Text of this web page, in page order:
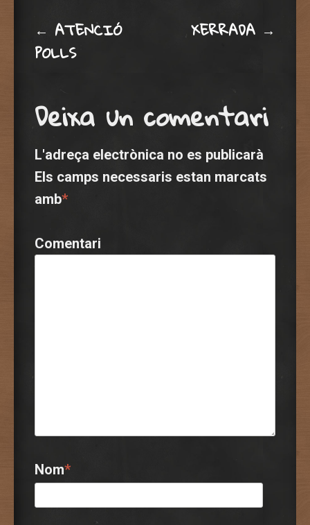
Post navigation
← ATENCIÓ
POLLS
XERRADA →
Deixa un comentari
L'adreça electrònica no es publicarà
Els camps necessaris estan marcats
amb*
Comentari
Nom*